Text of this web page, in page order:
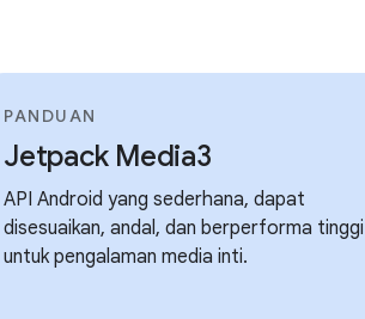
PANDUAN
Jetpack Media3
API Android yang sederhana, dapat
disesuaikan, andal, dan berperforma tinggi
untuk pengalaman media inti.